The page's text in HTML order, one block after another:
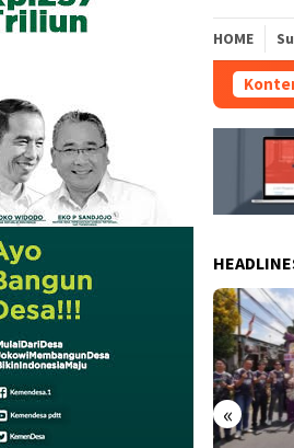
HOME
«